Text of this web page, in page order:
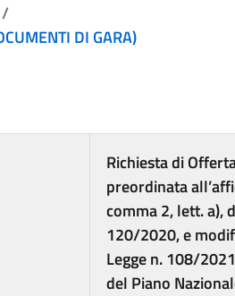
/
DI GARA)
Richiesta di
preordinata
comma 2, lett. a),
120/2020, e
Legge n. 108/
del Piano